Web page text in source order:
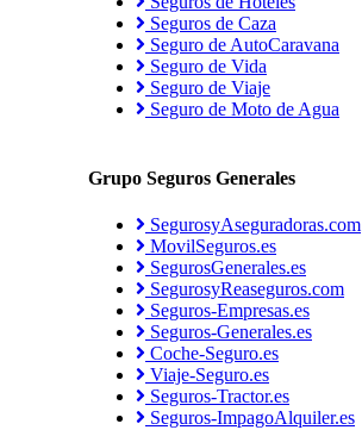
Seguros de Caza
Seguro de AutoCaravana
Seguro de Vida
Seguro de Viaje
Seguro de Moto de Agua
Grupo Seguros Generales
SegurosyAseguradoras.com
MovilSeguros.es
SegurosGenerales.es
SegurosyReaseguros.com
Seguros-Empresas.es
Seguros-Generales.es
Coche-Seguro.es
Viaje-Seguro.es
Seguros-Tractor.es
Seguros-ImpagoAlquiler.es